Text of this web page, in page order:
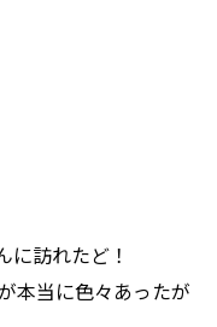
に訪れたど！
本当に色々あったが